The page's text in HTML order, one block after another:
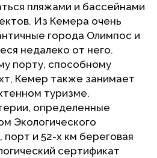
пляжами и бассейнами
Из Кемера очень
города Олимпос и
недалеко от него.
порту, способному
Кемер также занимает
туризме.
определенные
Экологического
порт и 52-х км береговая
сертификат